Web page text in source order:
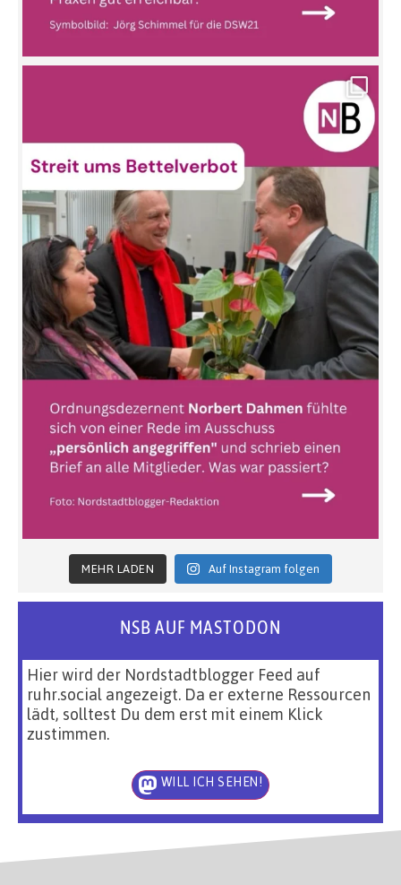
MEHR LADEN Auf Instagram folgen
NSB AUF MASTODON
Hier wird der Nordstadtblogger Feed auf
ruhr.social angezeigt. Da er externe Ressourcen
lädt, solltest Du dem erst mit einem Klick
zustimmen.
WILL ICH SEHEN!